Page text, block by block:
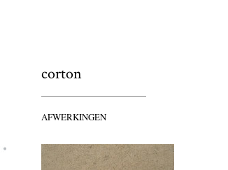
corton
AFWERKINGEN